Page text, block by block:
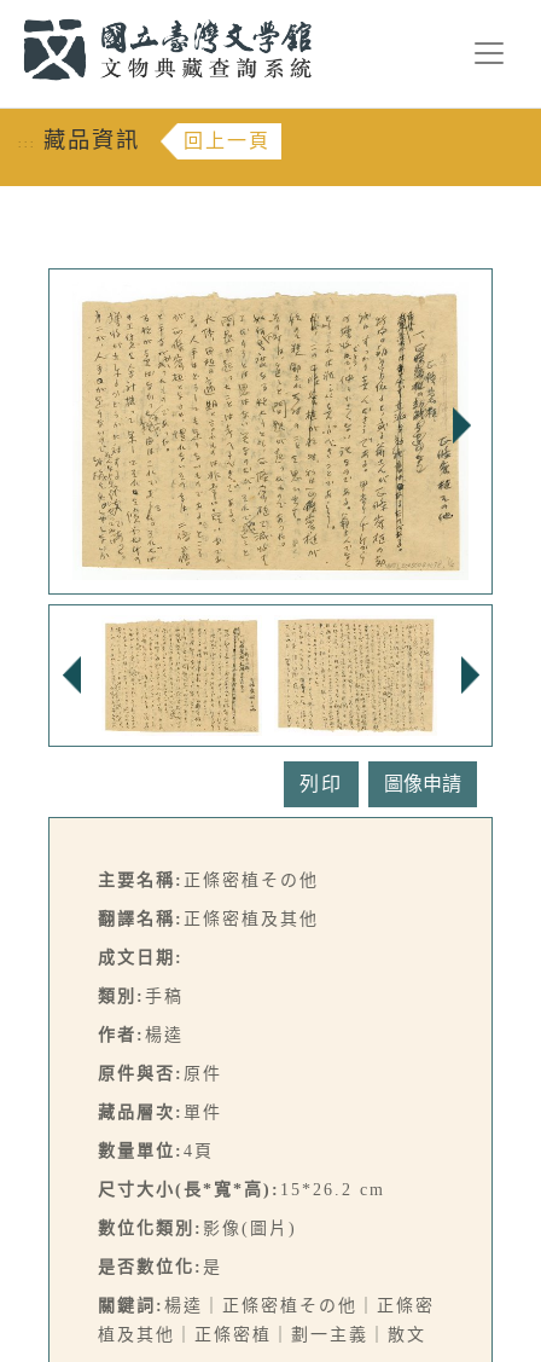
::: 藏品資訊 回上一頁
列印
主要名稱: 正條密植その他
翻譯名稱: 正條密植及其他
成文日期:
類別: 手稿
作者: 楊逵
原件與否: 原件
藏品層次: 單件
數量單位: 4頁
尺寸大小(長*寬*高): 15*26.2 cm
數位化類別: 影像(圖片)
是否數位化: 是
關鍵詞: 楊逵｜正條密植その他｜正條密
植及其他｜正條密植｜劃一主義｜散文